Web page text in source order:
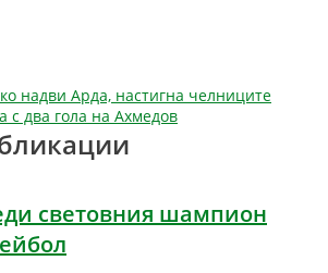
надви Арда, настигна челниците
с два гола на Ахмедов
световния шампион